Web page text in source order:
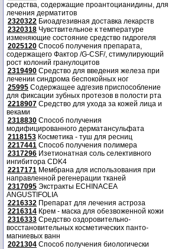
средства, содержащие проантоцианидины, для
лечения дерматитов
2320322 Биоадгезивная доставка лекарств
2320318 Чувствительное к температуре
изменяющие состояние средство гидрогеля
2025120 Способ получения препарата,
содержащего Фактор /G-CSF/, стимулирующий
рост колоний гранулоцитов
2319490 Средство для введения железа при
лечении синдрома беспокойных ног
25995 Содержащее адгезив приспособление
для фиксации зубных протезов в полости рта
2218907 Средство для ухода за кожей лица и
веками
2318830 Способ получения
модифицированного дерматансульфата
2118153 Косметика - туш для ресниц
2217441 Способ получения полимера
2317296 Изетионатная соль селективного
ингибитора CDK4
2217171 Мембрана для использования при
направленной регенерации тканей
2317095 Экстракты ECHINACEA
ANGUSTIFOLIA
2216332 Препарат для лечения астроза
2216314 Крем - маска для обезвоженной кожи
2316333 Средство оздоровительно-
восстановительных косметических панто-
магниевых ванн
2021304 Способ получения биологически